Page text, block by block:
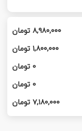
۸,۹۸۰,۰۰۰تومان
۱,۸۰۰,۰۰۰ تومان
0تومان
0تومان
۷,۱۸۰,۰۰۰تومان